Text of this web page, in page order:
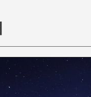
찬 양